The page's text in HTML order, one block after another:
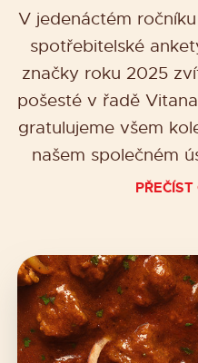
V jedenáctém
spotřebitelské
značky roku 2025
pošesté v řadě
gratulujeme všem
našem společném